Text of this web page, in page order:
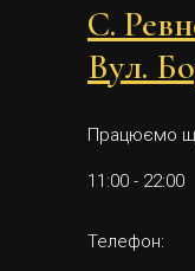
С.
Вул.
Працюємо
11:00 - 22:00
Телефон: